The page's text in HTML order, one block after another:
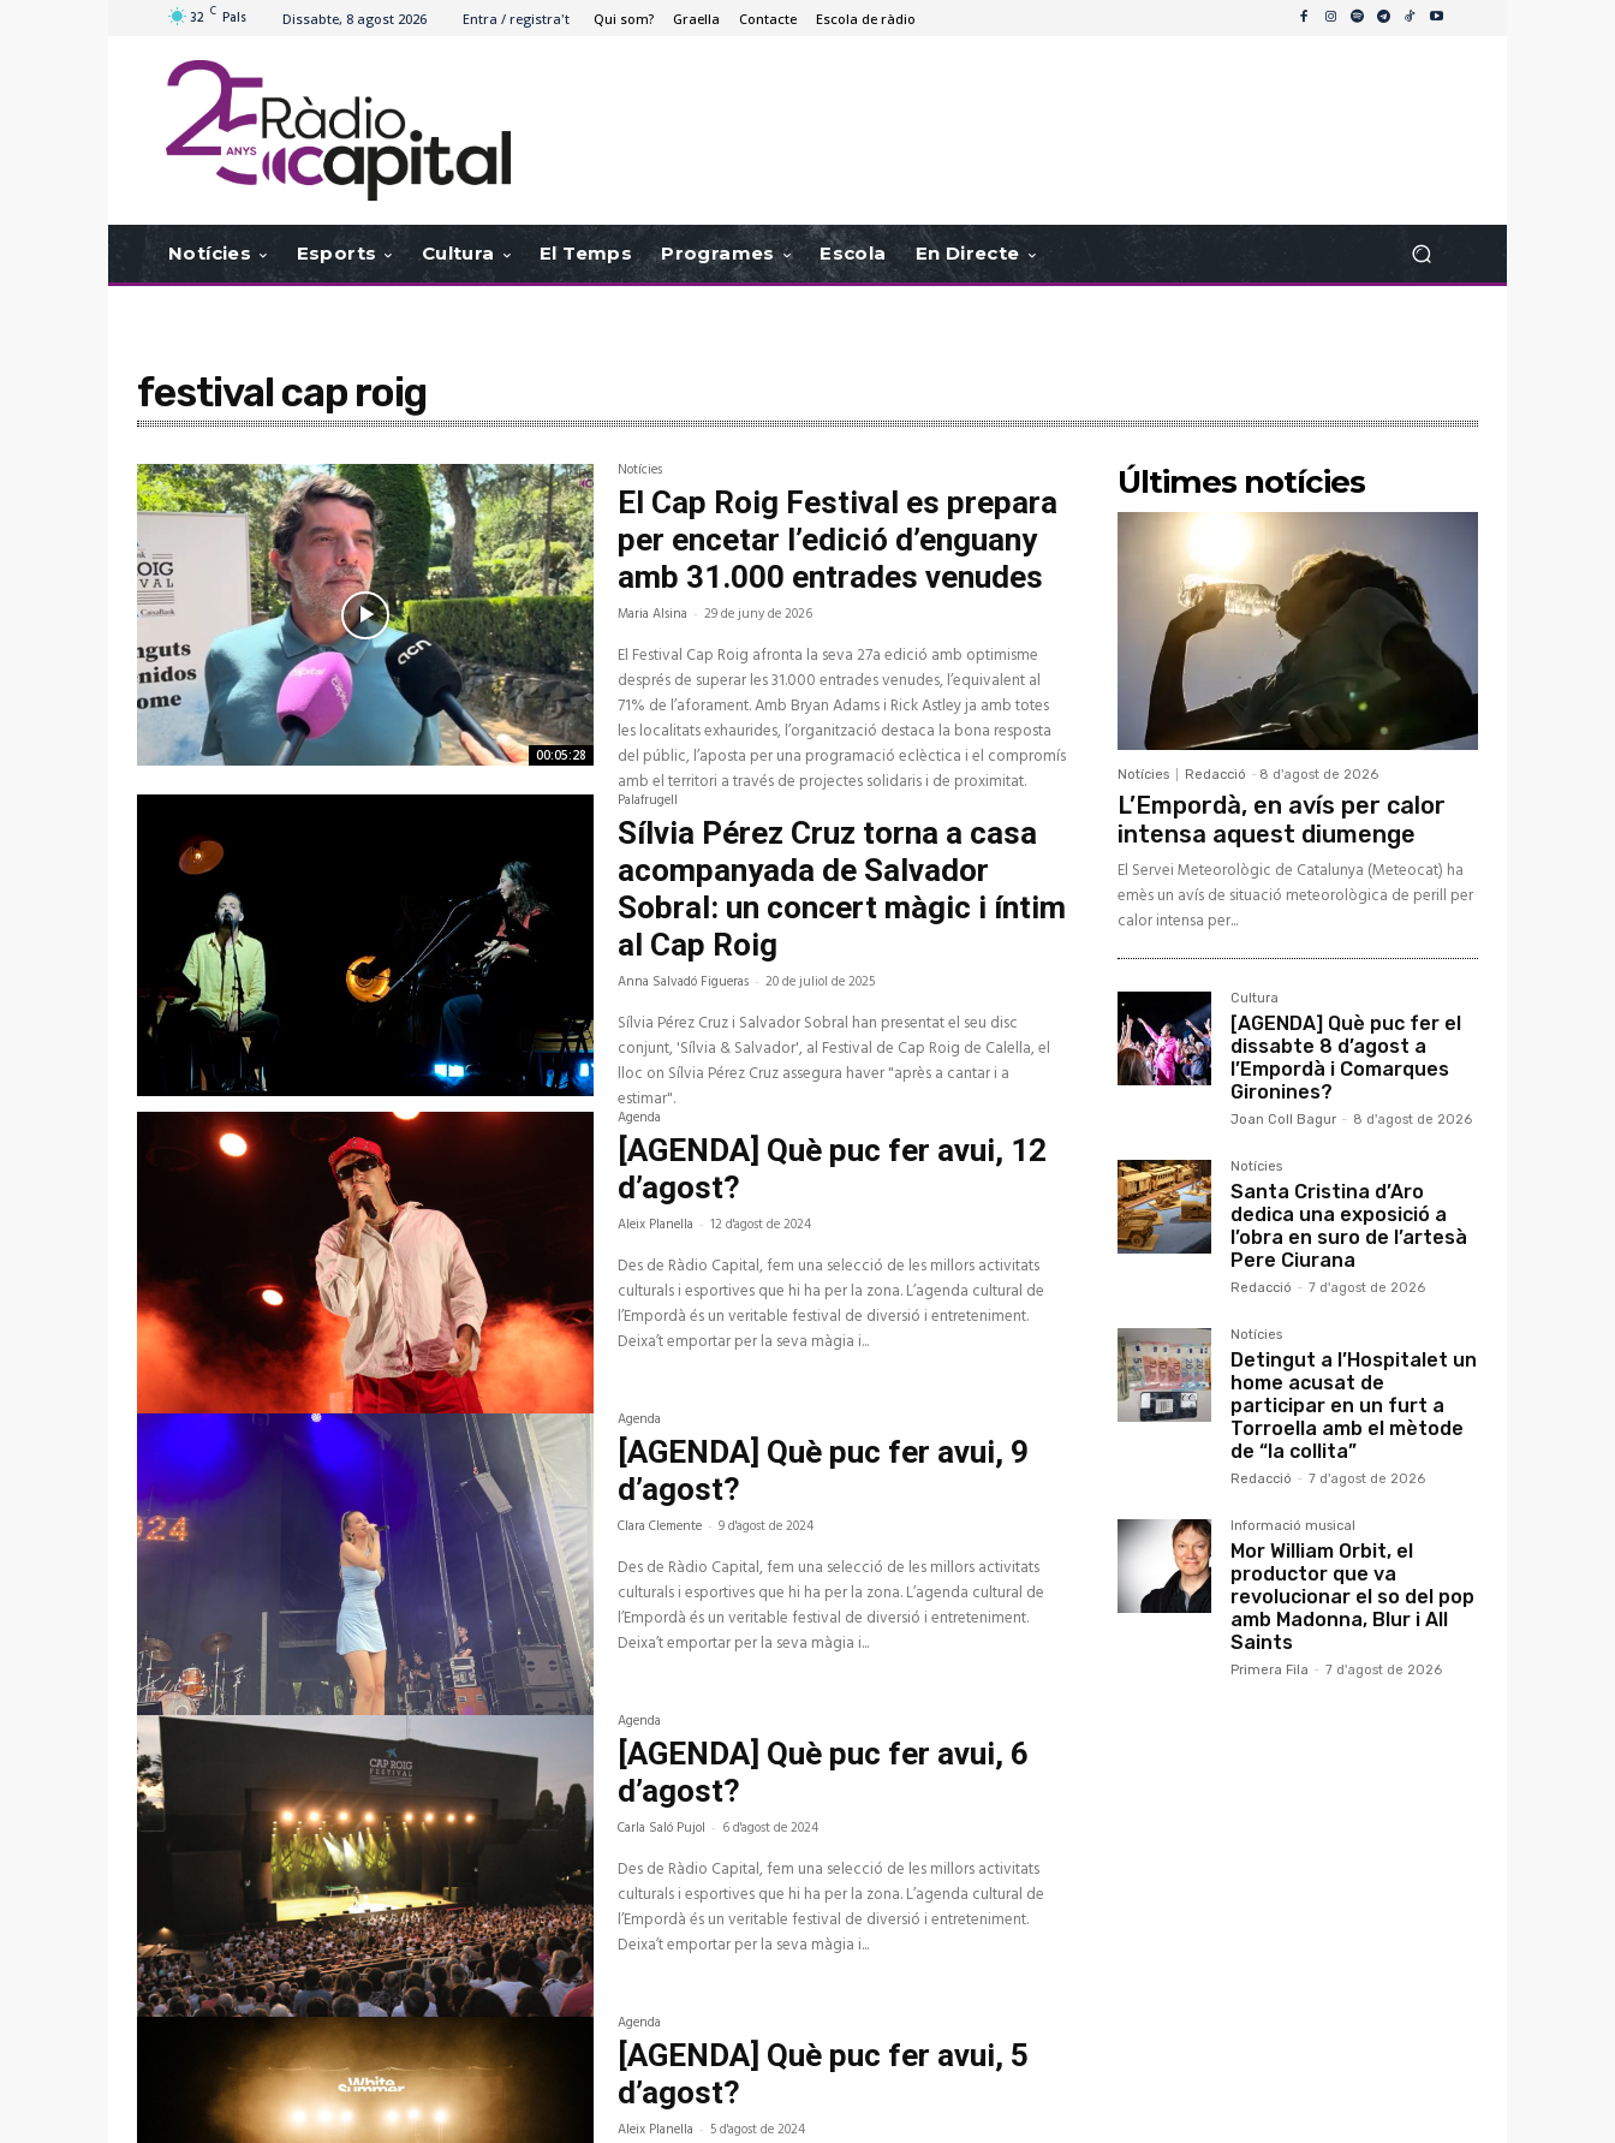
32 C Pals Dissabte, 8 agost 2026 Entra / registra't Qui som? Graella Contacte Escola de ràdio
Notícies Esports Cultura El Temps Programes Escola En Directe
festival cap roig
00:05:28
Notícies
El Cap Roig Festival es prepara
per encetar l’edició d’enguany
amb 31.000 entrades venudes
Maria Alsina - 29 de juny de 2026
El Festival Cap Roig afronta la seva 27a edició amb optimisme
després de superar les 31.000 entrades venudes, l’equivalent al
71% de l’aforament. Amb Bryan Adams i Rick Astley ja amb totes
les localitats exhaurides, l’organització destaca la bona resposta
del públic, l’aposta per una programació eclèctica i el compromís
amb el territori a través de projectes solidaris i de proximitat.
Palafrugell
Sílvia Pérez Cruz torna a casa
acompanyada de Salvador
Sobral: un concert màgic i íntim
al Cap Roig
Anna Salvadó Figueras - 20 de juliol de 2025
Sílvia Pérez Cruz i Salvador Sobral han presentat el seu disc
conjunt, 'Sílvia & Salvador', al Festival de Cap Roig de Calella, el
lloc on Sílvia Pérez Cruz assegura haver "après a cantar i a
estimar".
Agenda
[AGENDA] Què puc fer avui, 12
d’agost?
Aleix Planella - 12 d'agost de 2024
Des de Ràdio Capital, fem una selecció de les millors activitats
culturals i esportives que hi ha per la zona. L’agenda cultural de
l’Empordà és un veritable festival de diversió i entreteniment.
Deixa’t emportar per la seva màgia i...
Agenda
[AGENDA] Què puc fer avui, 9
d’agost?
Clara Clemente - 9 d'agost de 2024
Des de Ràdio Capital, fem una selecció de les millors activitats
culturals i esportives que hi ha per la zona. L’agenda cultural de
l’Empordà és un veritable festival de diversió i entreteniment.
Deixa’t emportar per la seva màgia i...
Agenda
[AGENDA] Què puc fer avui, 6
d’agost?
Carla Saló Pujol - 6 d'agost de 2024
Des de Ràdio Capital, fem una selecció de les millors activitats
culturals i esportives que hi ha per la zona. L’agenda cultural de
l’Empordà és un veritable festival de diversió i entreteniment.
Deixa’t emportar per la seva màgia i...
Agenda
[AGENDA] Què puc fer avui, 5
d’agost?
Aleix Planella - 5 d'agost de 2024
Últimes notícies
Notícies Redacció - 8 d'agost de 2026
L’Empordà, en avís per calor
intensa aquest diumenge
El Servei Meteorològic de Catalunya (Meteocat) ha
emès un avís de situació meteorològica de perill per
calor intensa per...
Cultura
[AGENDA] Què puc fer el
dissabte 8 d’agost a
l’Empordà i Comarques
Gironines?
Joan Coll Bagur - 8 d'agost de 2026
Notícies
Santa Cristina d’Aro
dedica una exposició a
l’obra en suro de l’artesà
Pere Ciurana
Redacció - 7 d'agost de 2026
Notícies
Detingut a l’Hospitalet un
home acusat de
participar en un furt a
Torroella amb el mètode
de “la collita”
Redacció - 7 d'agost de 2026
Informació musical
Mor William Orbit, el
productor que va
revolucionar el so del pop
amb Madonna, Blur i All
Saints
Primera Fila - 7 d'agost de 2026